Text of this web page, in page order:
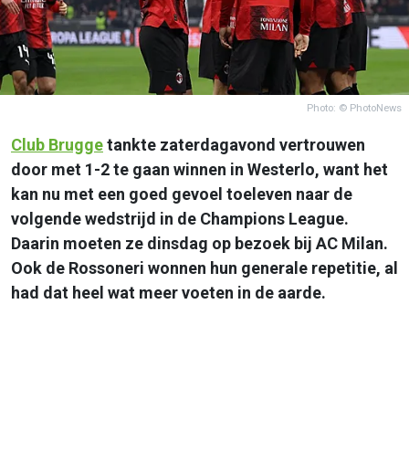
Photo: © PhotoNews
Club Bruggetankte zaterdagavond vertrouwen
door met 1-2 te gaan winnen in Westerlo, want het
kan nu met een goed gevoel toeleven naar de
volgende wedstrijd in de Champions League.
Daarin moeten ze dinsdag op bezoek bij AC Milan.
Ook de Rossoneri wonnen hun generale repetitie, al
had dat heel wat meer voeten in de aarde.